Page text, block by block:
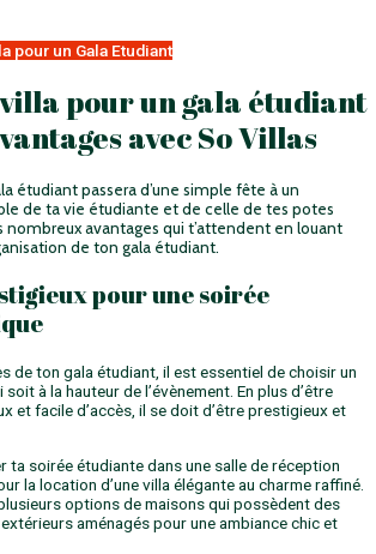
pour un Gala Etudiant
pour un gala étudiant
avec So Villas
étudiant passera d’une simple fête à un
de ta vie étudiante et de celle de tes potes
nombreux avantages qui t’attendent en louant
de ton gala étudiant.
pour une soirée
de ton gala étudiant, il est essentiel de choisir un
à la hauteur de l’évènement. En plus d’être
et facile d’accès, il se doit d’être prestigieux et
ta soirée étudiante dans une salle de réception
la location d’une villa élégante au charme raffiné.
options de maisons qui possèdent des
aménagés pour une ambiance chic et